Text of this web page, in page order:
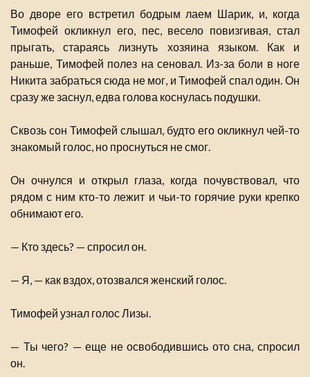
Во дворе его встретил бодрым лаем Шарик, и, когда
Тимофей окликнул его, пес, весело повизгивая, стал
прыгать, стараясь лизнуть хозяина языком. Как и
раньше, Тимофей полез на сеновал. Из-за боли в ноге
Никита забраться сюда не мог, и Тимофей спал один. Он
сразу же заснул, едва голова коснулась подушки.
Сквозь сон Тимофей слышал, будто его окликнул чей-то
знакомый голос, но проснуться не смог.
Он очнулся и открыл глаза, когда почувствовал, что
рядом с ним кто-то лежит и чьи-то горячие руки крепко
обнимают его.
— Кто здесь? — спросил он.
— Я, — как вздох, отозвался женский голос.
Тимофей узнал голос Лизы.
— Ты чего? — еще не освободившись ото сна, спросил
он.